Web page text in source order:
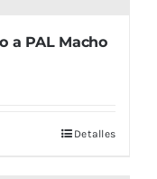
a PAL Macho
Detalles